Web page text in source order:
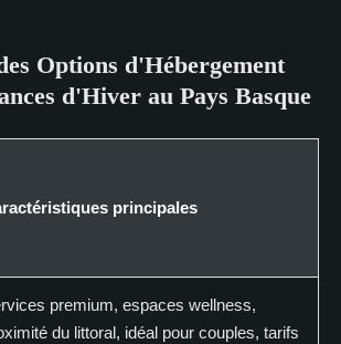
Options d'Hébergement
d'Hiver au Pays Basque
principales
premium, espaces wellness,
du littoral, idéal pour couples, tarifs